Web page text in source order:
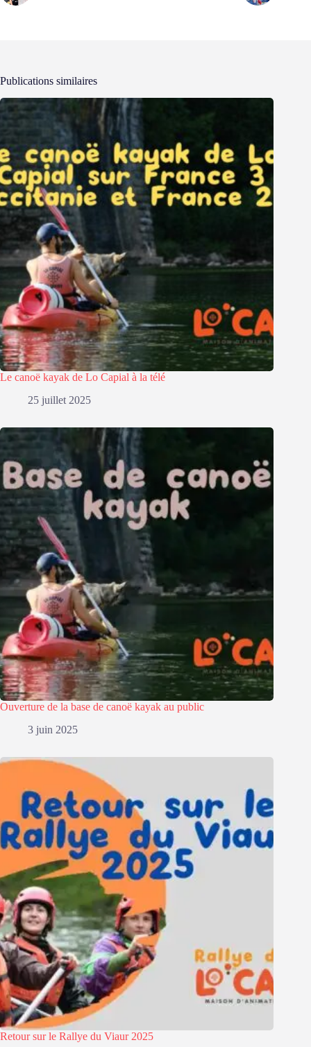
Publications similaires
Le canoë kayak de Lo Capial à la télé
25 juillet 2025
Ouverture de la base de canoë kayak au public
3 juin 2025
Retour sur le Rallye du Viaur 2025